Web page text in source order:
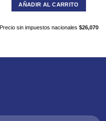
AÑADIR AL CARRITO
Precio sin impuestos nacionales $26,070